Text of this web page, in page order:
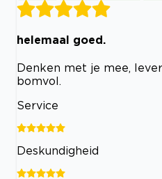
helemaal goed.
Denken met je mee,
bomvol.
Service
Deskundigheid